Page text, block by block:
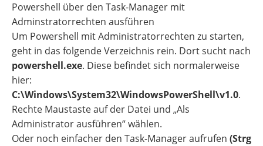
Powershell über den Task-Manager mit
Adminstratorrechten ausführen
Um Powershell mit Administratorrechten zu starten,
geht in das folgende Verzeichnis rein. Dort sucht nach
powershell.exe. Diese befindet sich normalerweise
hier:
C:\Windows\System32\WindowsPowerShell\v1.0.
Rechte Maustaste auf der Datei und „Als
Administrator ausführen“ wählen.
Oder noch einfacher den Task-Manager aufrufen (Strg